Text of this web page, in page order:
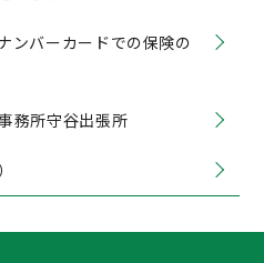
ンバーカードでの保険の
務所守谷出張所